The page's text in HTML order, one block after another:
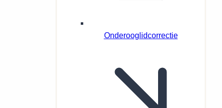
Onderooglidcorrectie